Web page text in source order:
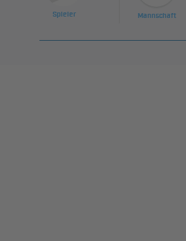
Spieler Mannschaft